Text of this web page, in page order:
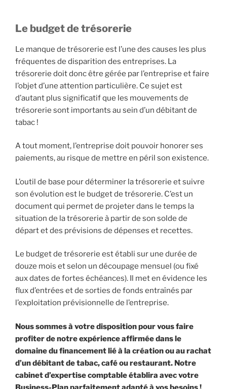
Le budget de trésorerie
Le manque de trésorerie est l’une des causes les plus
fréquentes de disparition des entreprises. La
trésorerie doit donc être gérée par l’entreprise et faire
l’objet d’une attention particulière. Ce sujet est
d’autant plus significatif que les mouvements de
trésorerie sont importants au sein d’un débitant de
tabac !
A tout moment, l’entreprise doit pouvoir honorer ses
paiements, au risque de mettre en péril son existence.
L’outil de base pour déterminer la trésorerie et suivre
son évolution est le budget de trésorerie. C’est un
document qui permet de projeter dans le temps la
situation de la trésorerie à partir de son solde de
départ et des prévisions de dépenses et recettes.
Le budget de trésorerie est établi sur une durée de
douze mois et selon un découpage mensuel (ou fixé
aux dates de fortes échéances). Il met en évidence les
flux d’entrées et de sorties de fonds entraînés par
l’exploitation prévisionnelle de l’entreprise.
Nous sommes à votre disposition pour vous faire
profiter de notre expérience affirmée dans le
domaine du financement lié à la création ou au rachat
d’un débitant de tabac, café ou restaurant. Notre
cabinet d’expertise comptable établira avec votre